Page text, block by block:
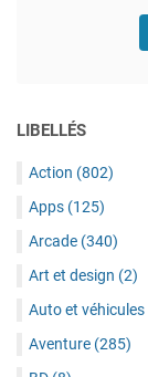
LIBELLÉS
Action (802)
Apps (125)
Arcade (340)
Art et design (2)
Auto et véhicules
Aventure (285)